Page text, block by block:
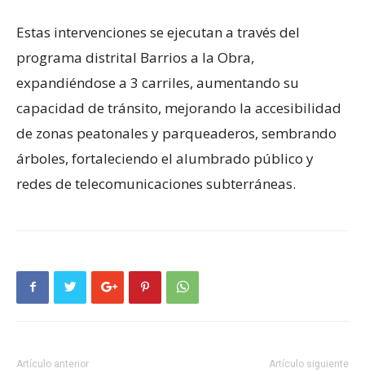
Estas intervenciones se ejecutan a través del
programa distrital Barrios a la Obra,
expandiéndose a 3 carriles, aumentando su
capacidad de tránsito, mejorando la accesibilidad
de zonas peatonales y parqueaderos, sembrando
árboles, fortaleciendo el alumbrado público y
redes de telecomunicaciones subterráneas.
Artículo anterior Artículo siguiente